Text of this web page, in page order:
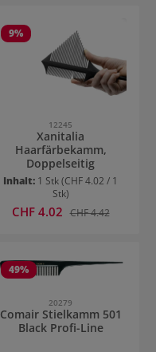
9%
12245
Xanitalia
Haarfärbekamm,
Doppelseitig
Inhalt: 1 Stk(CHF 4.02 / 1
Stk)
Verkaufspreis:
CHF 4.02 Regulärer Preis:
CHF 4.42
49%
20279
Comair Stielkamm 501
Black Profi-Line